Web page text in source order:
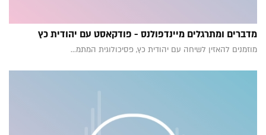
מדברים ומתרגלים מיינדפולנס - פודקאסט עם יהודית כץ
מוזמנים להאזין לשיחה עם יהודית כץ, פסיכולוגית המתמ...